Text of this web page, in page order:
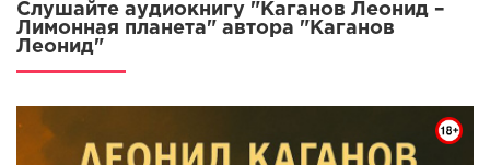
Слушайте аудиокнигу "Каганов Леонид –
Лимонная планета" автора "Каганов
Леонид"